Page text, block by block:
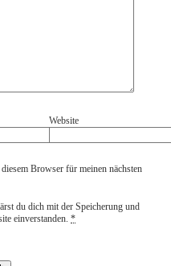
Website
Browser für meinen nächsten
du dich mit der Speicherung und
einverstanden. *